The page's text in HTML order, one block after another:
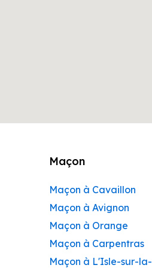
Maçon
Maçon à Cavaillon
Maçon à Avignon
Maçon à Orange
Maçon à Carpentras
Maçon à L'Isle-sur-la-